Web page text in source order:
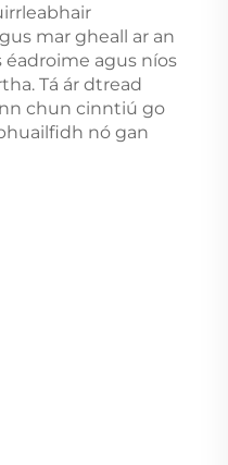
mar gheall ar an
éadroime agus níos
Tá ár dtread
chun cinntiú go
nó gan
dath